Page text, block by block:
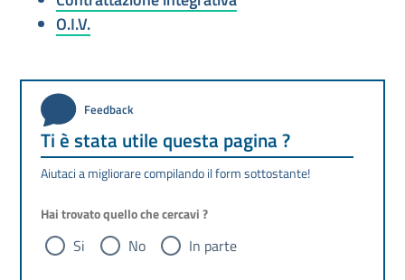
O.I.V.
Feedback
Ti è stata utile questa pagina ?
Aiutaci a migliorare compilando il form sottostante!
Hai trovato quello che cercavi ?
Si No In parte